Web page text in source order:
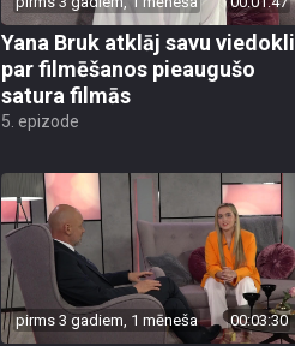
Yana Bruk atklāj savu viedokli
par filmēšanos pieaugušo
satura filmās
5. epizode
pirms 3 gadiem, 1 mēneša 00:03:30